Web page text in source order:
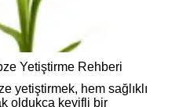
Yetiştirme Rehberi
yetiştirmek, hem sağlıklı
oldukça keyifli bir